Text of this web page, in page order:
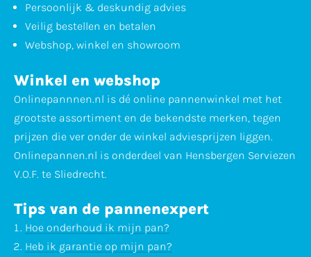
Persoonlijk & deskundig advies
Veilig bestellen en betalen
Webshop, winkel en showroom
Winkel en webshop
Onlinepannnen.nl is dé online pannenwinkel met het
grootste assortiment en de bekendste merken, tegen
prijzen die ver onder de winkel adviesprijzen liggen.
Onlinepannen.nl is onderdeel van Hensbergen Serviezen
V.O.F. te Sliedrecht.
Tips van de pannenexpert
Hoe onderhoud ik mijn pan?
Heb ik garantie op mijn pan?